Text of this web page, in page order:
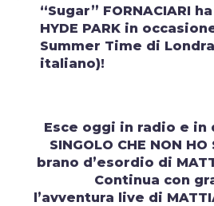
“Sugar” FORNACIARI
HYDE PARK in
Summer Time di
italiano)!
Esce oggi in radio e in
SINGOLO CHE NON
brano d’esordio di
Continua con
l’avventura live di